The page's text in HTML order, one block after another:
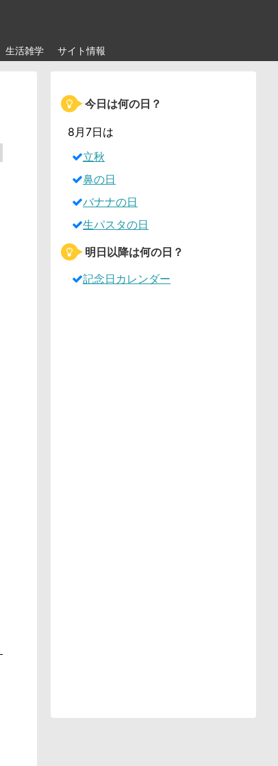
生活雑学 サイト情報
今日は何の日？
8月7日は
立秋
鼻の日
バナナの日
生パスタの日
明日以降は何の日？
記念日カレンダー